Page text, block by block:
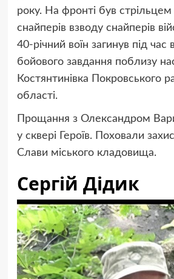
року. На фронті був стрільцем
снайперів взводу снайперів
40-річний воїн загинув під час
бойового завдання поблизу
Костянтинівка Покровського
області.
Прощання з Олександром
у сквері Героїв. Поховали
Слави міського кладовища.
Сергій Дідик